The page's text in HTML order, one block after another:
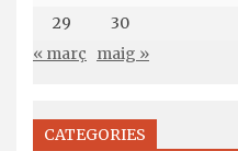
29
30
« març
maig »
CATEGORIES